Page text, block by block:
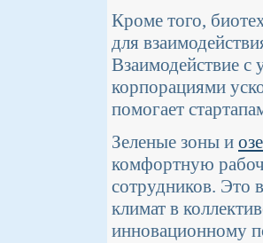
Кроме того,
для
Взаимодействие с
корпорациями
помогает
Зеленые зоны и
комфортную
сотрудников. Это
климат в
инновационному